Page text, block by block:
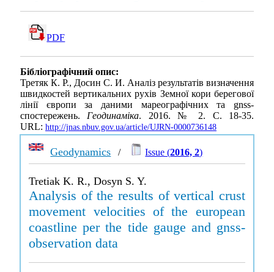
PDF
Бібліографічний опис:
Третяк К. Р., Досин С. И. Аналіз результатів визначення
швидкостей вертикальних рухів Земної кори берегової
лінії європи за даними мареографічних та gnss-
спостережень.Геодинаміка. 2016. № 2. С. 18-35.
URL: http://jnas.nbuv.gov.ua/article/UJRN-0000736148
Geodynamics / Issue (2016, 2)
Tretiak K. R., Dosyn S. Y.
Analysis of the results of vertical crust
movement velocities of the european
coastline per the tide gauge and gnss-
observation data